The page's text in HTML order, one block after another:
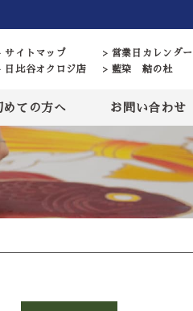
サイトマップ
> 営業日カレンダー
日比谷オクロジ店
> 藍染 結の杜
めての方へ お問い合わせ